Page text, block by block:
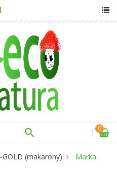
0
GOLD (makarony) Marka